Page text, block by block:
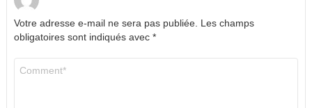
Votre adresse e-mail ne sera pas publiée. Les champs
obligatoires sont indiqués avec *